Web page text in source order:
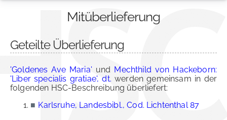
Mitüberlieferung
Geteilte Überlieferung
'Goldenes Ave Maria' und Mechthild von Hackeborn:
'Liber specialis gratiae', dt. werden gemeinsam in der
folgenden HSC-Beschreibung überliefert:
■ Karlsruhe, Landesbibl., Cod. Lichtenthal 87